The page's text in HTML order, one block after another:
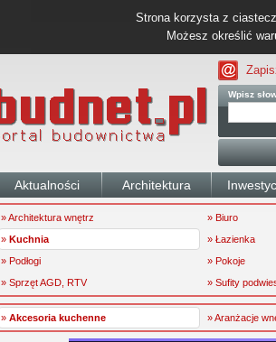
Strona korzysta z
Możesz określić
Wpisz
Aktualności Architektura
» Architektura wnętrz » Biuro
» Kuchnia » Łazienka
» Podłogi
» Pokoje
» Sprzęt AGD, RTV
» Sufity
» Akcesoria kuchenne » Aranżacje